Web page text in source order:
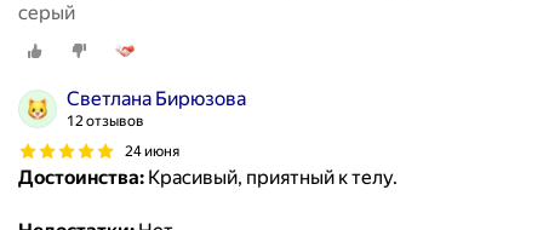
серый
Светлана Бирюзова
12 отзывов
24 июня
Достоинства: Красивый, приятный к телу.